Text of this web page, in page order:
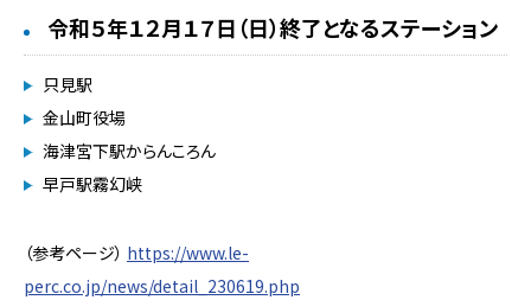
令和５年１２月１７日（日）終了となるステーション
只見駅
金山町役場
海津宮下駅からんころん
早戸駅霧幻峡
（参考ページ） https://www.le-
perc.co.jp/news/detail_230619.php